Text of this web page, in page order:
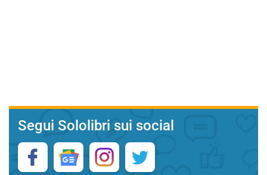
Segui Sololibri sui social